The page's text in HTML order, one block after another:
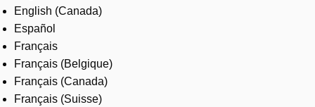
English (Canada)
Español
Français
Français (Belgique)
Français (Canada)
Français (Suisse)